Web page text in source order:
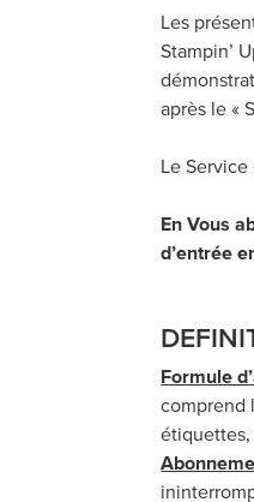
Les
Stampin’
après le «
Le
En Vous
d’entrée
Formule
comprend
étiquettes,